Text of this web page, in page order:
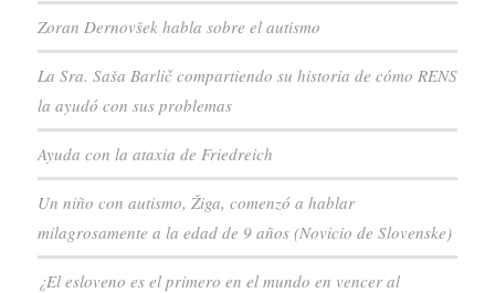
Zoran Dernovšek habla sobre el autismo
La Sra. Saša Barlič compartiendo su historia de cómo RENS
la ayudó con sus problemas
Ayuda con la ataxia de Friedreich
Un niño con autismo, Žiga, comenzó a hablar
milagrosamente a la edad de 9 años (Novicio de Slovenske)
¿El esloveno es el primero en el mundo en vencer al